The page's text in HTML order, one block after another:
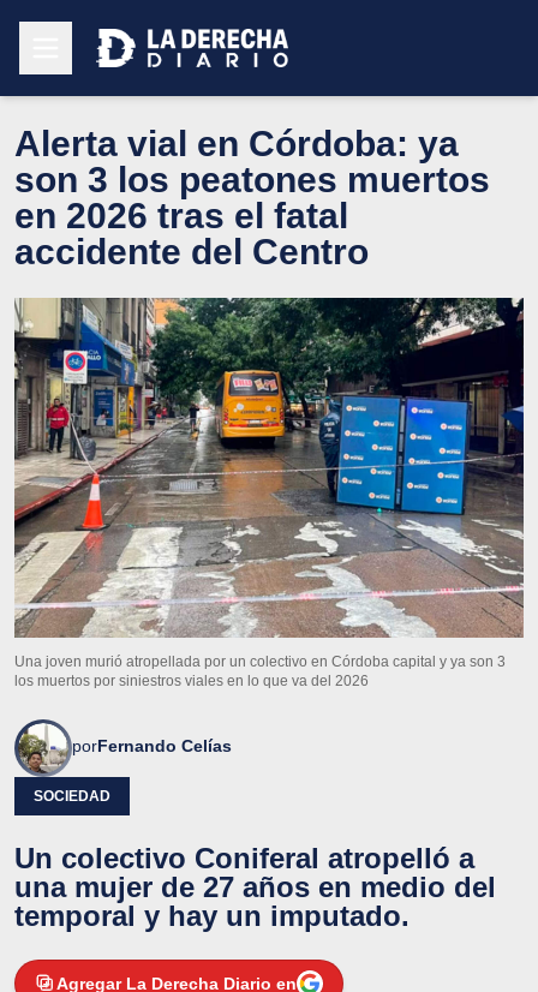
Alerta vial en Córdoba: ya
son 3 los peatones muertos
en 2026 tras el fatal
accidente del Centro
Una joven murió atropellada por un colectivo en Córdoba capital y ya son 3
los muertos por siniestros viales en lo que va del 2026
porFernando Celías
SOCIEDAD
Un colectivo Coniferal atropelló a
una mujer de 27 años en medio del
temporal y hay un imputado.
Agregar La Derecha Diario en